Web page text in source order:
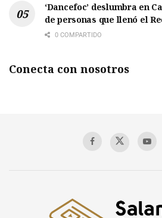
‘Dancefoc’ deslumbra en
de personas que llenó el
0 COMPARTIDO
Conecta con nosotros